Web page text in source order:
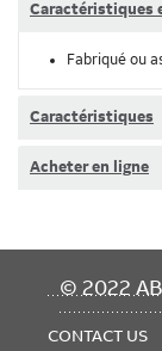
Caractéristiques
Fabriqué ou
Caractéristiques
Acheter en ligne
© 2022
FOOTER
CONTACT US